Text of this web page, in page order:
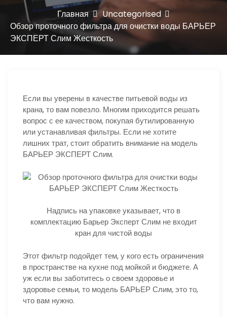
Главная
Uncategorised
Обзор проточного фильтра для очистки воды БАРЬЕР
ЭКСПЕРТ Слим Жесткость
Если вы уверены в качестве питьевой воды из
крана, то вам повезло. Многим приходится решать
вопрос с ее качеством, покупая бутилированную
или устанавливая фильтры. Если не хотите
лишних трат, стоит обратить внимание на модель
БАРЬЕР ЭКСПЕРТ Слим.
Надпись на упаковке указывает, что в
комплектацию Барьер Эксперт Слим не входит
кран для чистой воды
Этот фильтр подойдет тем, у кого есть ограничения
в пространстве на кухне под мойкой и бюджете. А
уж если вы заботитесь о своем здоровье и
здоровье семьи, то модель БАРЬЕР Слим, это то,
что вам нужно.